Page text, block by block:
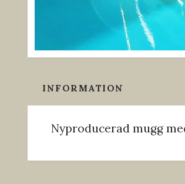
INFORMATION
Nyproducerad mugg